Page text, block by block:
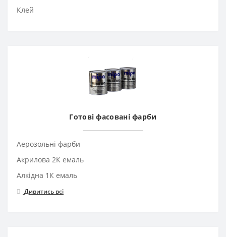
Клей
Готові фасовані фарби
Аерозольні фарби
Акрилова 2К емаль
Алкідна 1К емаль
Дивитись всі